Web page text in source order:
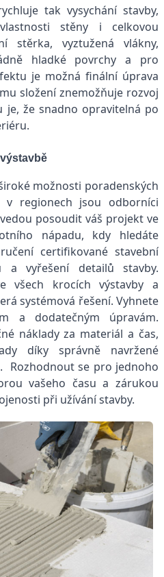
tak vysychání stavby,
stěny i celkovou
stěrka, vyztužená vlákny,
hladké povrchy a pro
je možná finální úprava
složení znemožňuje rozvoj
je, že snadno opravitelná po
možnosti poradenských
v regionech jsou odborníci
posoudit váš projekt ve
nápadu, kdy hledáte
certifikované stavební
a vyřešení detailů stavby.
všech krocích výstavby a
systémová řešení. Vyhnete
a dodatečným úpravám.
náklady za materiál a čas,
díky správně navržené
Rozhodnout se pro jednoho
vašeho času a zárukou
při užívání stavby.